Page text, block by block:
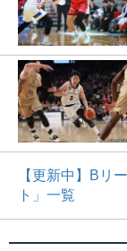
【更新中】Bリ
ト」一覧